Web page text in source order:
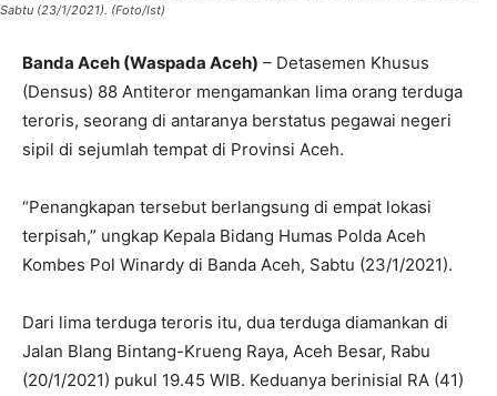
Sabtu (23/1/2021). (Foto/Ist)
Banda Aceh (Waspada Aceh) – Detasemen Khusus
(Densus) 88 Antiteror mengamankan lima orang terduga
teroris, seorang di antaranya berstatus pegawai negeri
sipil di sejumlah tempat di Provinsi Aceh.
“Penangkapan tersebut berlangsung di empat lokasi
terpisah,” ungkap Kepala Bidang Humas Polda Aceh
Kombes Pol Winardy di Banda Aceh, Sabtu (23/1/2021).
Dari lima terduga teroris itu, dua terduga diamankan di
Jalan Blang Bintang-Krueng Raya, Aceh Besar, Rabu
(20/1/2021) pukul 19.45 WIB. Keduanya berinisial RA (41)